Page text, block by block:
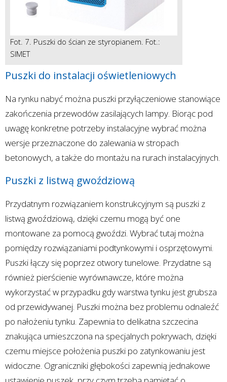
Fot. 7. Puszki do ścian ze styropianem. Fot.:
SIMET
Puszki do instalacji oświetleniowych
Na rynku nabyć można puszki przyłączeniowe stanowiące
zakończenia przewodów zasilających lampy. Biorąc pod
uwagę konkretne potrzeby instalacyjne wybrać można
wersje przeznaczone do zalewania w stropach
betonowych, a także do montażu na rurach instalacyjnych.
Puszki z listwą gwoździową
Przydatnym rozwiązaniem konstrukcyjnym są puszki z
listwą gwoździową, dzięki czemu mogą być one
montowane za pomocą gwoździ. Wybrać tutaj można
pomiędzy rozwiązaniami podtynkowymi i osprzętowymi.
Puszki łączy się poprzez otwory tunelowe. Przydatne są
również pierścienie wyrównawcze, które można
wykorzystać w przypadku gdy warstwa tynku jest grubsza
od przewidywanej. Puszki można bez problemu odnaleźć
po nałożeniu tynku. Zapewnia to delikatna szczecina
znakująca umieszczona na specjalnych pokrywach, dzięki
czemu miejsce położenia puszki po zatynkowaniu jest
widoczne. Ograniczniki głębokości zapewnią jednakowe